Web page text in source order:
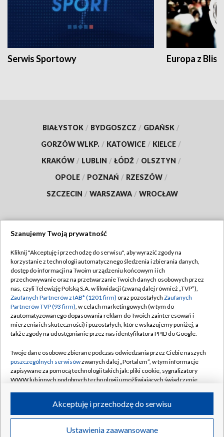
Serwis Sportowy Europa z
BIAŁYSTOK / BYDGOSZCZ / GDAŃSK /
GORZÓW WLKP. / KATOWICE / KIELCE /
KRAKÓW / LUBLIN / ŁÓDŹ / OLSZTYN /
OPOLE / POZNAŃ / RZESZÓW /
SZCZECIN / WARSZAWA / WROCŁAW
TVP
Abonament TVP
Emisja w TVP
Centrum informacji TVP
Naziemna Telewizja Cyfrowa
Rada Programowa
System NOS
Informacje o nadawcy
Program dla prasy
Regulamin TVP
Polityka prywatności
Moje zgody
Pomoc
Kontakt
Kanały
©2026 Telewizja Polska S.A. w likwidacji
Szanujemy Twoją prywatność
Kliknij "Akceptuję i przechodzę do serwisu", aby wyrazić zgody na
korzystanie z technologii automatycznego śledzenia i zbierania danych,
dostęp do informacji na Twoim urządzeniu końcowym i ich
przechowywanie oraz na przetwarzanie Twoich danych osobowych przez
nas, czyli Telewizję Polską S.A. w likwidacji (zwaną dalej również „TVP”),
Zaufanych Partnerów z IAB* (1201 firm) oraz pozostałych Zaufanych
Partnerów TVP (93 firm), w celach marketingowych (w tym do
zautomatyzowanego dopasowania reklam do Twoich zainteresowań i
mierzenia ich skuteczności) i pozostałych, które wskazujemy poniżej, a
także zgody na udostępnianie przez nas identyfikatora PPID do Google.
Twoje dane osobowe zbierane podczas odwiedzania przez Ciebie naszych
poszczególnych serwisówzwanych dalej „Portalem”, w tym informacje
zapisywane za pomocą technologii takich jak: pliki cookie, sygnalizatory
WWW lub innych podobnych technologii umożliwiających świadczenie
ruchu w Internecie.
Twoje dane osobowe zbierane podczas odwiedzania przez Ciebie
poszczególnych serwisówna Portalu, takie jak adresy IP, identyfikatory
Ustawienia zaawansowane
Akceptuję i przechodzę do serwisu